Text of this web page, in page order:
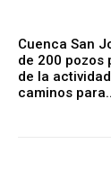
Cuenca San
de 200 pozos
de la
caminos